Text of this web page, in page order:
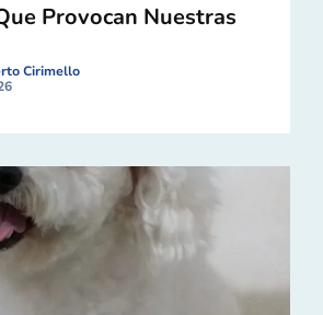
Provocan Nuestras
Cirimello